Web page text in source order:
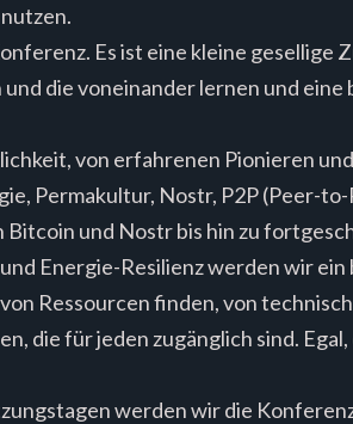
Es ist eine kleine
die voneinander lernen und
von erfahrenen Pionieren
Permakultur, Nostr, P2P (Peer-
Bitcoin und Nostr bis hin zu
Energie-Resilienz werden wir
Ressourcen finden, von
die für jeden zugänglich sind.
werden wir die